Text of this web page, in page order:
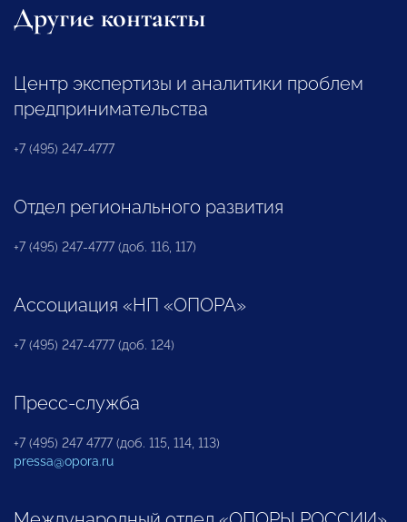
Другие контакты
Центр экспертизы и аналитики проблем
предпринимательства
+7 (495) 247-4777
Отдел регионального развития
+7 (495) 247-4777 (доб. 116, 117)
Ассоциация «НП «ОПОРА»
+7 (495) 247-4777 (доб. 124)
Пресс-служба
+7 (495) 247 4777 (доб. 115, 114, 113)
pressa@opora.ru